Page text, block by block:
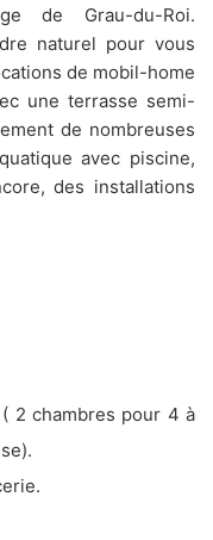
de Grau-du-Roi.
naturel pour vous
de mobil-home
une terrasse semi-
de nombreuses
avec piscine,
des installations
2 chambres pour 4 à